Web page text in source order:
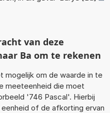
van deze
Ba om te rekenen
mogelijk om de waarde in te
meeteenheid die moet
'746 Pascal'. Hierbij
of de afkorting ervan